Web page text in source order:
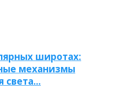
широтах:
механизмы
света…